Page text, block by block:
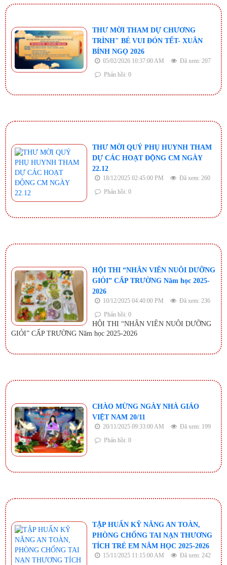
THƯ MỜI THAM DỰ CHƯƠNG
TRÌNH" BÉ VUI ĐÓN TẾT- XUÂN
BÍNH NGỌ 2026
05/02/2026 10:37:00 AM
Đã xem: 207
Phản hồi: 0
THƯ MỜI QUÝ PHỤ HUYNH THAM
DỰ CÁC HOẠT ĐỘNG CM NGÀY
22.12
18/12/2025 02:45:00 PM
Đã xem: 260
Phản hồi: 0
HỘI THI “NHÂN VIÊN NUÔI DƯỠNG
GIỎI” CẤP TRƯỜNG Năm học 2025-
2026
10/12/2025 04:40:00 PM
Đã xem: 236
Phản hồi: 0
HỘI THI “NHÂN VIÊN NUÔI DƯỠNG
GIỎI” CẤP TRƯỜNG Năm học 2025-2026
CHÀO MỪNG NGÀY NHÀ GIÁO
VIỆT NAM 20/11
20/11/2025 09:33:00 AM
Đã xem: 199
Phản hồi: 0
TẬP HUẤN KỸ NĂNG AN TOÀN,
PHÒNG CHỐNG TAI NẠN THƯƠNG
TÍCH TRẺ EM NĂM HỌC 2025-2026
15/11/2025 11:15:00 AM Đã xem: 242